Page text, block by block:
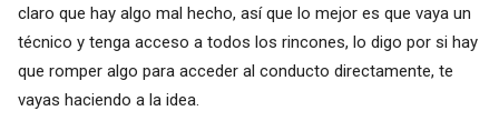
claro que hay algo mal hecho, así que lo mejor es que vaya un
técnico y tenga acceso a todos los rincones, lo digo por si hay
que romper algo para acceder al conducto directamente, te
vayas haciendo a la idea.